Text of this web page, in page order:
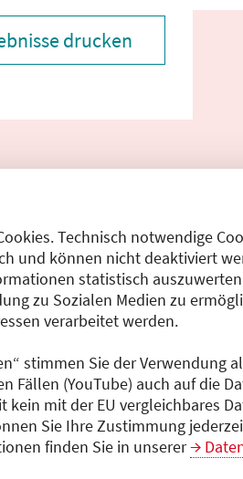
Technisch notwendige
und können nicht deaktiviert
statistisch
zu Sozialen Medien zu
verarbeitet werden.
stimmen Sie der Verwendung
Fällen (YouTube) auch auf die
kein mit der EU vergleichbares
Sie Ihre Zustimmung
finden Sie in unserer
drucken
vom Veranstalter getätigten